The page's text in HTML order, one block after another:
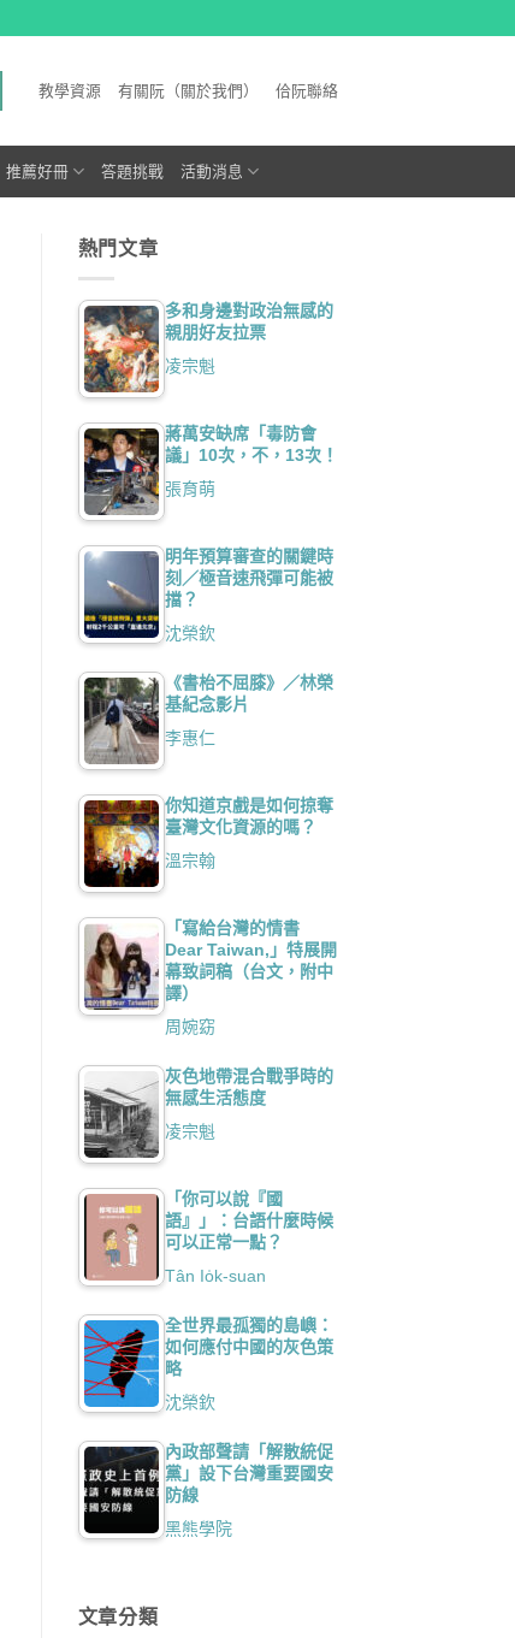
教學資源 有關阮（關於我們） 佮阮聯絡
推薦好冊 答題挑戰 活動消息
熱門文章
多和身邊對政治無感的
親朋好友拉票
凌宗魁
蔣萬安缺席「毒防會
議」10次，不，13次！
張育萌
明年預算審查的關鍵時
刻／極音速飛彈可能被
擋？
沈榮欽
《書枱不屈膝》／林榮
基紀念影片
李惠仁
你知道京戲是如何掠奪
臺灣文化資源的嗎？
溫宗翰
「寫給台灣的情書
Dear Taiwan,」特展開
幕致詞稿（台文，附中
譯）
周婉窈
灰色地帶混合戰爭時的
無感生活態度
凌宗魁
「你可以說『國
語』」：台語什麼時候
可以正常一點？
Tân Io̍k-suan
全世界最孤獨的島嶼：
如何應付中國的灰色策
略
沈榮欽
內政部聲請「解散統促
黨」設下台灣重要國安
防線
黑熊學院
文章分類